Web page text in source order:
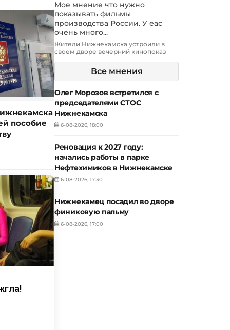
пособие
i
Мое мнение что нужно
показывать фильмы
производства России. У еас
очень много...
Жители Нижнекамска устроили в
своем дворе вечерний кинопоказ
Все мнения
Олег Морозов встретился с
председателями СТОС
Нижнекамска
6-08-2026, 18:00
Реновация к 2027 году:
начались работы в парке
Нефтехимиков в Нижнекамске
6-08-2026, 17:30
Нижнекамец посадил во дворе
финиковую пальму
6-08-2026, 17:00